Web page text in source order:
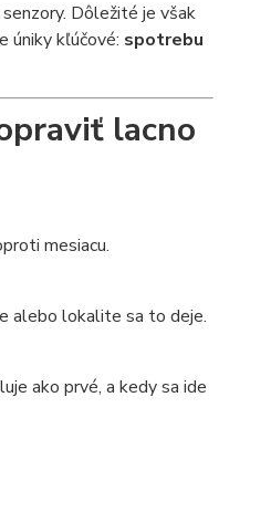
Dôležité je však
úniky kľúčové: spotrebu
lacno
mesiacu.
alebo lokalite sa to deje.
ako prvé, a kedy sa ide